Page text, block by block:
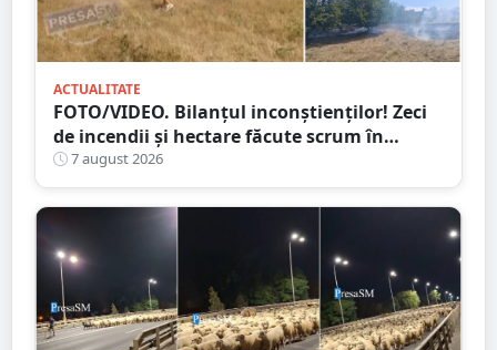
ACTUALITATE
FOTO/VIDEO. Bilanțul inconștienților! Zeci
de incendii și hectare făcute scrum în
județul Satu Mare
7 august 2026